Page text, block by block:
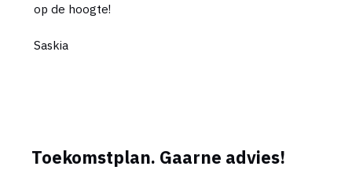
op de hoogte!
Saskia
Toekomstplan. Gaarne advies!